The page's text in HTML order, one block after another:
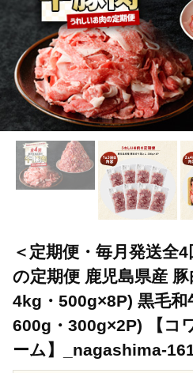
TOP 定期便 ＜定期便・毎
＜定期便・毎月発送全
の定期便 鹿児島県産
4kg・500g×8P) 黒毛
600g・300g×2P) 【コ
ーム】_nagashima-